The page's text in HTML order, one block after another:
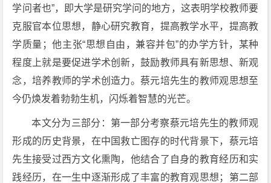
学问者也”，即大学是研究学问的地方，这表明学校教师要
克服官本位思想，静心研究教育，提高教学水平，提高教
学质量；他主张“思想自由，兼容并包”的办学方针，某种
程度上就是要促进学术创新，鼓励教师具有新思想、新观
念，培养教师的学术创造力。蔡元培先生的教师观思想至
今仍焕发着勃勃生机，闪烁着智慧的光芒。
本文分为三部分：第一部分考察蔡元培先生的教师观
形成的历史背景，在中国救亡图存的时代背景下，蔡元培
先生接受过西方文化熏陶，他结合了自身的教育经历和实
践经历，在一生中逐渐形成了丰富的教育观思想；第二部